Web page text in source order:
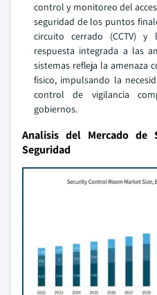
control y monitoreo del
seguridad de los puntos
circuito cerrado (CCTV)
respuesta integrada a las
sistemas refleja la amenaza
fisico, impulsando la
control de vigilancia
gobiernos.
Analisis del Mercado de
Seguridad